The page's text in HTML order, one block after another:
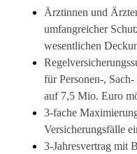
Ärztinnen und
umfangreicher
wesentlichen
für Personen-,
auf 7,5 Mio. Euro
3-fache
Versicherungsfälle
3-Jahresvertrag mit